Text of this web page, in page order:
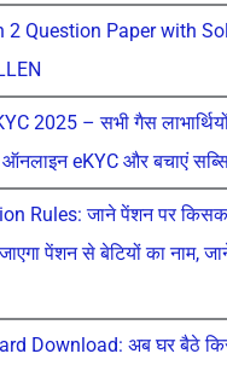
2 Question Paper with
2025 – सभी गैस
eKYC और बचाएं
Rules: जाने पेंशन पर किसका
पेंशन से बेटियों का नाम,
Download: अब घर बैठे